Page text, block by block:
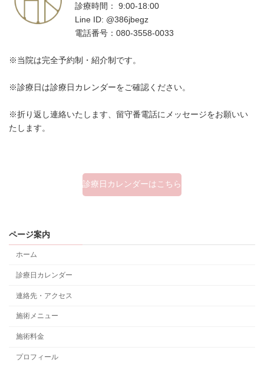
診療時間： 9:00-18:00
Line ID: @386jbegz
電話番号：080-3558-0033
※当院は完全予約制・紹介制です。
※診療日は診療日カレンダーをご確認ください。
※折り返し連絡いたします、留守番電話にメッセージをお願いい
たします。
診療日カレンダーはこちら
ページ案内
ホーム
診療日カレンダー
連絡先・アクセス
施術メニュー
施術料金
プロフィール